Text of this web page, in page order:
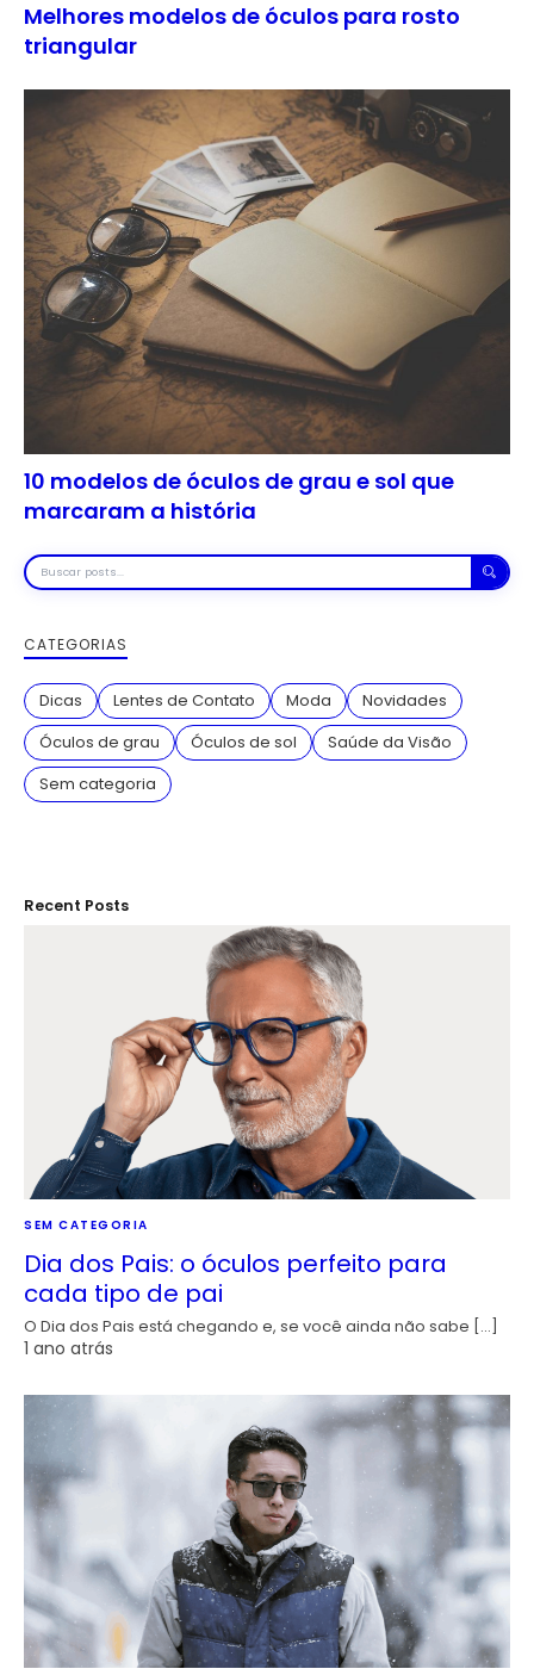
Melhores modelos de óculos para rosto
triangular
10 modelos de óculos de grau e sol que
marcaram a história
Buscar
posts
CATEGORIAS
Dicas Lentes de Contato Moda
Novidades
Óculos de grau
Óculos de sol
Saúde da Visão
Sem categoria
Recent Posts
SEM CATEGORIA
Dia dos Pais: o óculos perfeito para
cada tipo de pai
O Dia dos Pais está chegando e, se você ainda não sabe […]
1 ano atrás